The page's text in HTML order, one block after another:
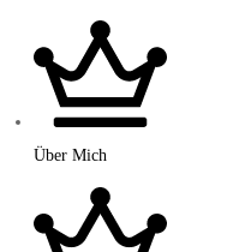
Über Mich